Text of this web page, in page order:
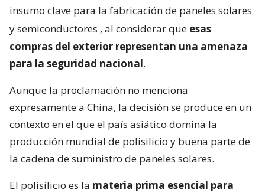
insumo clave para la fabricación de paneles solares
y semiconductores , al considerar que esas
compras del exterior representan una amenaza
para la seguridad nacional.
Aunque la proclamación no menciona
expresamente a China, la decisión se produce en un
contexto en el que el país asiático domina la
producción mundial de polisilicio y buena parte de
la cadena de suministro de paneles solares.
El polisilicio es la materia prima esencial para